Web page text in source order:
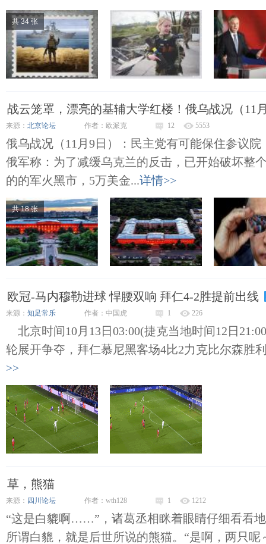
共 34 张
战云笼罩，漂亮的基辅大学红楼！俄乌战况（11
来源： 北京论坛 作者：欧派克 12 5553
俄乌战况（11月9日）：民主党有可能保住参议
俄军称：为了减缓乌克兰的反击，已开始破坏整
的的军火黑市，5万美金...详情>>
共 18 张
欧冠-马内穆勒进球 悍腰双响 拜仁4-2胜提前出线
来源： 知足常乐 作者：中国虎 1 226
北京时间10月13日03:00(捷克当地时间12日
轮展开争夺，拜仁慕尼黑客场4比2力克比尔森胜
>>
草，熊猫
来源： 四川论坛 作者：wth128 1 1212
“这是白貔啊……”，诸葛丞相眯着眼睛仔细看看
所谓白貔，就是后世所说的熊猫。“是啊，两只呢